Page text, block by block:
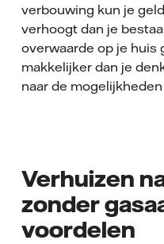
verbouwing kun je
verhoogt dan je
overwaarde op je huis
makkelijker dan je
naar de
Verhuizen
zonder
voordelen